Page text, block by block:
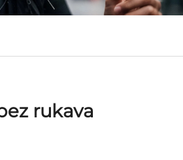
rukava